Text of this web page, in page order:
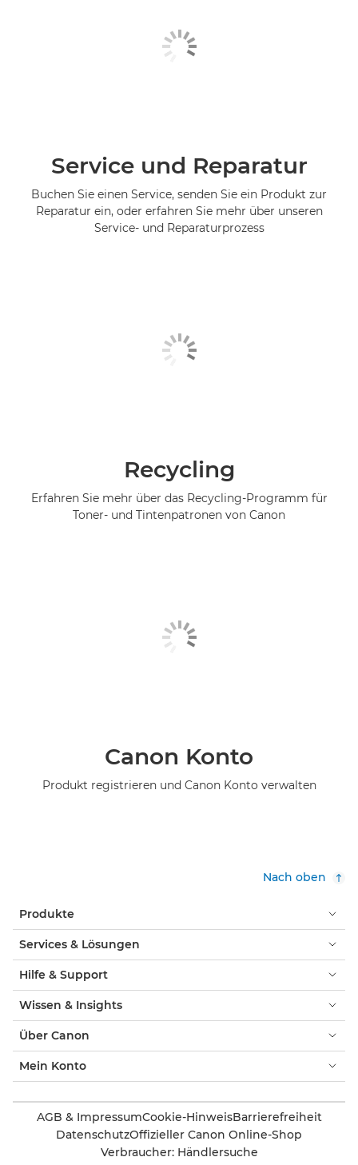
Service und Reparatur
Buchen Sie einen Service, senden Sie ein Produkt zur
Reparatur ein, oder erfahren Sie mehr über unseren
Service- und Reparaturprozess
Recycling
Erfahren Sie mehr über das Recycling-Programm für
Toner- und Tintenpatronen von Canon
Canon Konto
Produkt registrieren und Canon Konto verwalten
Nach oben
Produkte
Services & Lösungen
Hilfe & Support
Wissen & Insights
Über Canon
Mein Konto
AGB & ImpressumCookie-HinweisBarrierefreiheit
DatenschutzOffizieller Canon Online-Shop
Verbraucher: Händlersuche